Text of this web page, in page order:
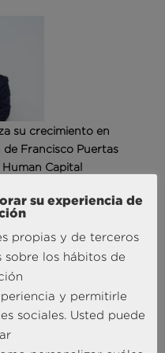
su crecimiento en
Francisco Puertas
Capital
su experiencia de
propias y de terceros
sobre los hábitos de
y permitirle
sociales. Usted puede